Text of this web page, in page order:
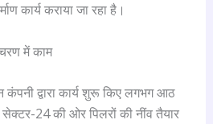
कार्य कराया जा रहा है।
में काम
कंपनी द्वारा कार्य शुरू किए लगभग आठ
24 की ओर पिलरों की नींव तैयार